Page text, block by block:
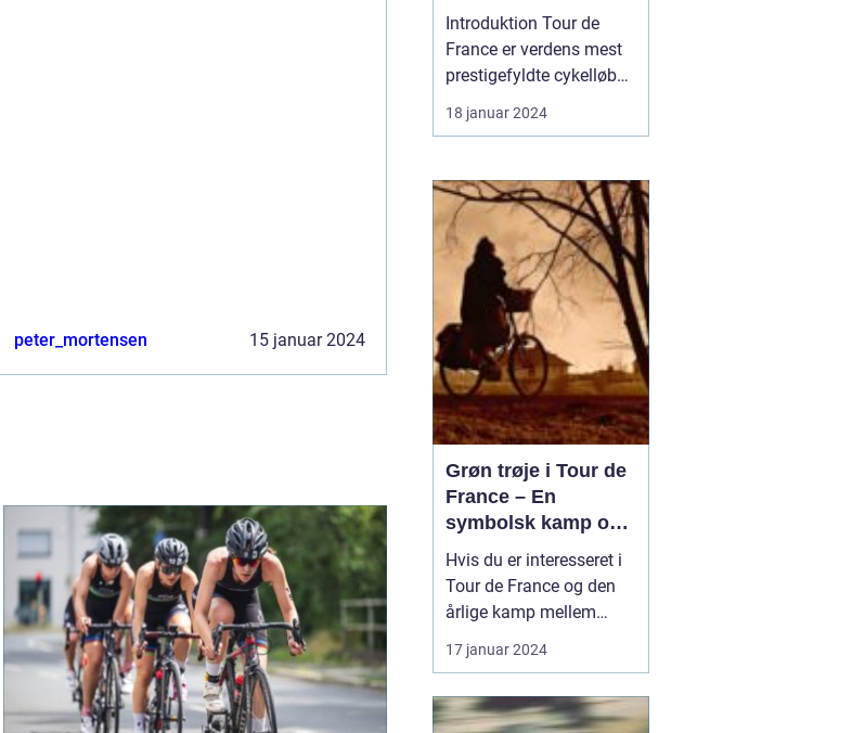
peter_mortensen 15 januar 2024
Gennemgang af Den
Mest Prestigefyldte
Cykelløbsrute i
Verden
Introduktion Tour de
France er verdens mest
prestigefyldte cykelløb
og tiltrækker hvert år
millioner af seere og
verden. Et af de mest
interessante aspekter
ved løbet er selvfølgelig
ruten, som er
omhyggeligt planlagt og
ændres hve...
18 januar 2024
Grøn trøje i Tour de
France – En
symbolsk kamp om
point
Hvis du er interesseret i
Tour de France og den
årlige kamp mellem
verdens bedste
cykelryttere, har du helt
eftertragtede grønne
17 januar 2024